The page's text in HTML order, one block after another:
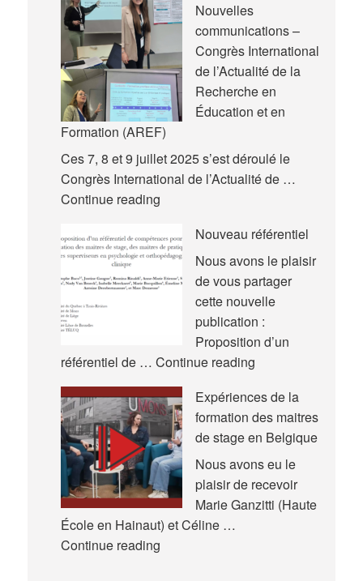
pédagogique
Nouvelles
communications –
Congrès International
de l’Actualité de la
Recherche en
Éducation et en
Formation (AREF)
Ces 7, 8 et 9 juillet 2025 s’est déroulé le
Congrès International de l’Actualité de …
Continue readingNouvelles
–
Congrès
International
l’Actualité
la
en
Éducation
et
en
Formation
(AREF)
Nouveau référentiel
Nous avons le plaisir
de vous partager
cette nouvelle
publication :
Proposition d’un
référentiel de … Continue readingNouveau
Expériences de la
formation des maitres
de stage en Belgique
Nous avons eu le
plaisir de recevoir
Marie Ganzitti (Haute
École en Hainaut) et Céline …
Continue readingExpériences